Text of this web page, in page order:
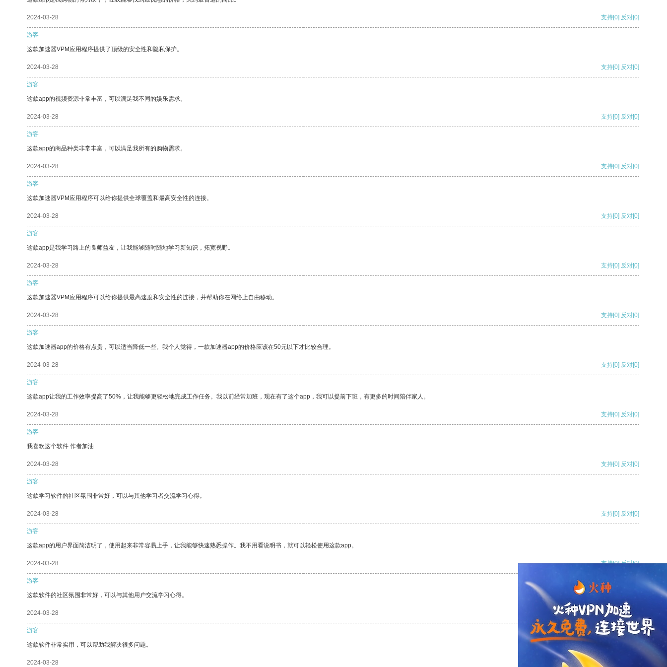
2024-03-28 支持[0] 反对[0]
游客
这款加速器VPM应用程序提供了顶级的安全性和隐私保护。
2024-03-28 支持[0] 反对[0]
游客
这款app的视频资源非常丰富，可以满足我不同的娱乐需求。
2024-03-28 支持[0] 反对[0]
游客
这款app的商品种类非常丰富，可以满足我所有的购物需求。
2024-03-28 支持[0] 反对[0]
游客
这款加速器VPM应用程序可以给你提供全球覆盖和最高安全性的连接。
2024-03-28 支持[0] 反对[0]
游客
这款app是我学习路上的良师益友，让我能够随时随地学习新知识，拓宽视野。
2024-03-28 支持[0] 反对[0]
游客
这款加速器VPM应用程序可以给你提供最高速度和安全性的连接，并帮助你在网络上自由移动。
2024-03-28 支持[0] 反对[0]
游客
这款加速器app的价格有点贵，可以适当降低一些。我个人觉得，一款加速器app的价格应该在50元以下才比较合理。
2024-03-28 支持[0] 反对[0]
游客
这款app让我的工作效率提高了50%，让我能够更轻松地完成工作任务。我以前经常加班，现在有了这个app，我可以提前下班，有更多的时间陪伴家人。
2024-03-28 支持[0] 反对[0]
游客
我喜欢这个软件 作者加油
2024-03-28 支持[0] 反对[0]
游客
这款学习软件的社区氛围非常好，可以与其他学习者交流学习心得。
2024-03-28 支持[0] 反对[0]
游客
这款app的用户界面简洁明了，使用起来非常容易上手，让我能够快速熟悉操作。我不用看说明书，就可以轻松使用这款app。
2024-03-28 支持[0] 反对[0]
游客
这款软件的社区氛围非常好，可以与其他用户交流学习心得。
2024-03-28 支持[0] 反对
游客
这款软件非常实用，可以帮助我解决很多问题。
2024-03-28 支持